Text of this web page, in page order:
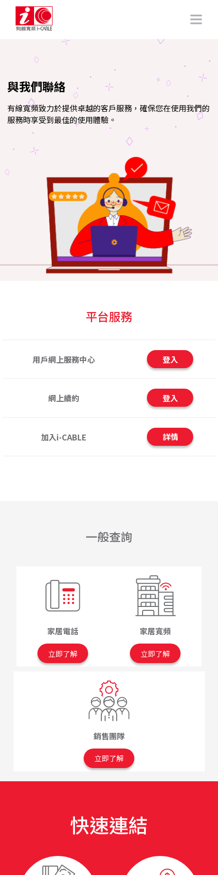
與我們聯絡
有線寬頻致力於提供卓越的客戶服務，確保您在使用我們的
服務時享受到最佳的使用體驗。
平台服務
用戶網上服務中心 登入
網上續約 登入
加入i-CABLE 詳情
一般查詢
家居電話
立即了解
家居寬頻
立即了解
銷售團隊
立即了解
快速連結